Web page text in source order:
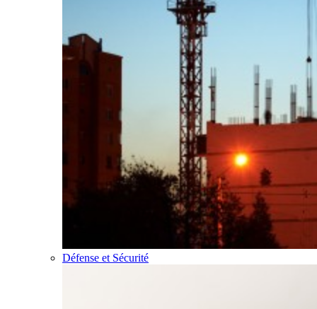
Défense et Sécurité